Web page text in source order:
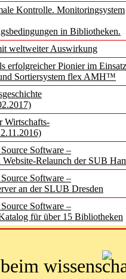
Kontrolle. Monitoringsystem
in Bibliotheken.
weltweiter Auswirkung
erfolgreicher Pionier im
Sortiersystem flex AMH™
Wirtschafts-
Software –
Relaunch der SUB
Software –
an der SLUB Dresden
Software –
für über 15 Bibliotheken
von
Welt
bis
in der
unterwegs
Media